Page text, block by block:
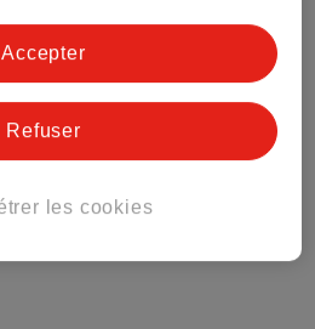
n’a (pas encore) de "Nature
Score".
les cookies
Refuser
Accepter